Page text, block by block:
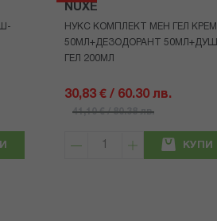
NUXE
НУКС КОМПЛЕКТ МЕН ГЕЛ КРЕМ
50МЛ+ДЕЗОДОРАНТ 50МЛ+ДУШ
ГЕЛ 200МЛ
30,83 € / 60.30 лв.
41,10 € / 80.38 лв.
КУПИ